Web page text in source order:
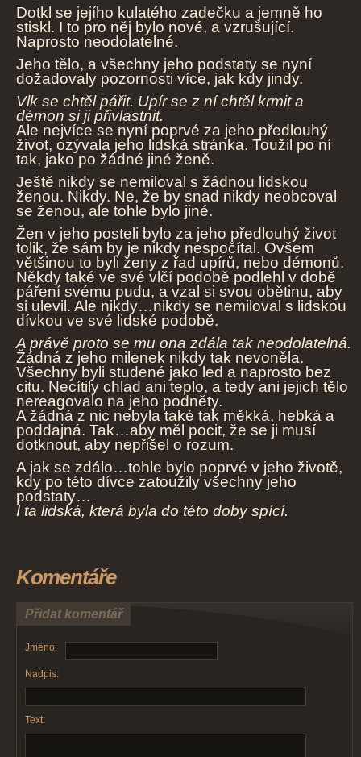
Dotkl se jejího kulatého zadečku a jemně ho
stiskl. I to pro něj bylo nové, a vzrušující.
Naprosto neodolatelné.
Jeho tělo, a všechny jeho podstaty se nyní
dožadovaly pozornosti více, jak kdy jindy.
Vlk se chtěl pářit. Upír se z ní chtěl krmit a
démon si ji přivlastnit.
Ale nejvíce se nyní poprvé za jeho předlouhý
život, ozývala jeho lidská stránka. Toužil po ní
tak, jako po žádné jiné ženě.
Ještě nikdy se nemiloval s žádnou lidskou
ženou. Nikdy. Ne, že by snad nikdy neobcoval
se ženou, ale tohle bylo jiné.
Žen v jeho posteli bylo za jeho předlouhý život
tolik, že sám by je nikdy nespočítal. Ovšem
většinou to byli ženy z řad upírů, nebo démonů.
Někdy také ve své vlčí podobě podlehl v době
páření svému pudu, a vzal si svou obětinu, aby
si ulevil. Ale nikdy…nikdy se nemiloval s lidskou
dívkou ve své lidské podobě.
A právě proto se mu ona zdála tak neodolatelná.
Žádná z jeho milenek nikdy tak nevoněla.
Všechny byli studené jako led a naprosto bez
citu. Necítily chlad ani teplo, a tedy ani jejich tělo
nereagovalo na jeho podněty.
A žádná z nic nebyla také tak měkká, hebká a
poddajná. Tak…aby měl pocit, že se ji musí
dotknout, aby nepřišel o rozum.
A jak se zdálo…tohle bylo poprvé v jeho životě,
kdy po této dívce zatoužily všechny jeho
podstaty…
I ta lidská, která byla do této doby spící.
Komentáře
Přidat komentář
Jméno:
Nadpis:
Text: